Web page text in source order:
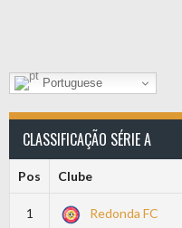
Portuguese
CLASSIFICAÇÃO SÉRIE A
Pos Clube
1 Redonda FC